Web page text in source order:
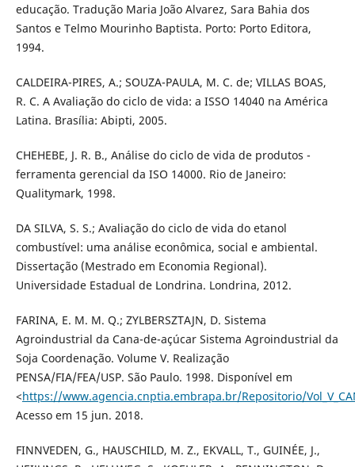
educação. Tradução Maria João Alvarez, Sara Bahia dos
Santos e Telmo Mourinho Baptista. Porto: Porto Editora,
1994.
CALDEIRA-PIRES, A.; SOUZA-PAULA, M. C. de; VILLAS BOAS,
R. C. A Avaliação do ciclo de vida: a ISSO 14040 na América
Latina. Brasília: Abipti, 2005.
CHEHEBE, J. R. B., Análise do ciclo de vida de produtos -
ferramenta gerencial da ISO 14000. Rio de Janeiro:
Qualitymark, 1998.
DA SILVA, S. S.; Avaliação do ciclo de vida do etanol
combustível: uma análise econômica, social e ambiental.
Dissertação (Mestrado em Economia Regional).
Universidade Estadual de Londrina. Londrina, 2012.
FARINA, E. M. M. Q.; ZYLBERSZTAJN, D. Sistema
Agroindustrial da Cana-de-açúcar Sistema Agroindustrial da
Soja Coordenação. Volume V. Realização
PENSA/FIA/FEA/USP. São Paulo. 1998. Disponível em
<https://www.agencia.cnptia.embrapa.br/Repositorio/
Acesso em 15 jun. 2018.
FINNVEDEN, G., HAUSCHILD, M. Z., EKVALL, T., GUINÉE, J.,